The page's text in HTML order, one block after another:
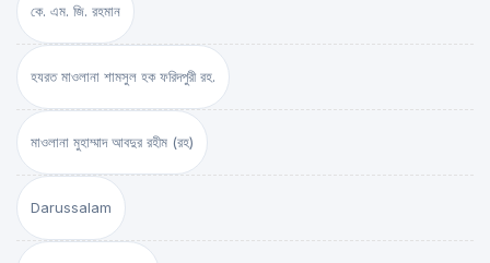
কে. এম. জি. রহমান
হযরত মাওলানা শামসুল হক ফরিদপুরী রহ.
মাওলানা মুহাম্মাদ আবদুর রহীম (রহ)
Darussalam